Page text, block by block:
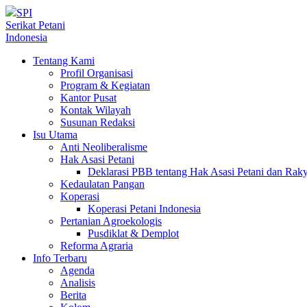
SPI
Serikat Petani
Indonesia
Tentang Kami
Profil Organisasi
Program & Kegiatan
Kantor Pusat
Kontak Wilayah
Susunan Redaksi
Isu Utama
Anti Neoliberalisme
Hak Asasi Petani
Deklarasi PBB tentang Hak Asasi Petani dan
Kedaulatan Pangan
Koperasi
Koperasi Petani Indonesia
Pertanian Agroekologis
Pusdiklat & Demplot
Reforma Agraria
Info Terbaru
Agenda
Analisis
Berita